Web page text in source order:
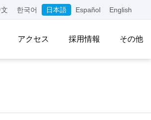
한국어 日本語 Español English
アクセス 採用情報 その他